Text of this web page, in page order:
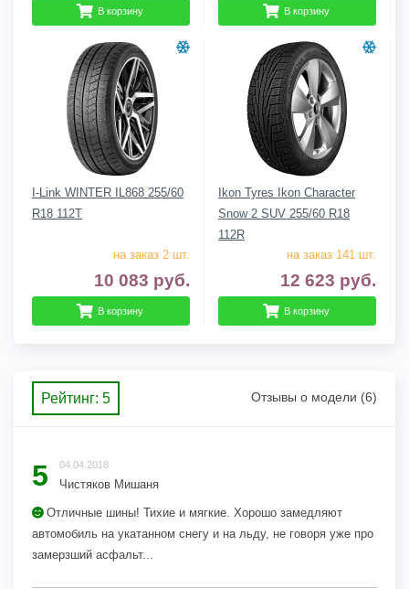
В корзину В корзину
I-Link WINTER IL868 255/60
R18 112T
на заказ 2 шт.
10 083 руб.
В корзину
Ikon Tyres Ikon Character
Snow 2 SUV 255/60 R18
112R
на заказ 141 шт.
12 623 руб.
В корзину
Рейтинг: 5 Отзывы о модели (6)
5 04.04.2018
Чистяков Мишаня
Отличные шины! Тихие и мягкие. Хорошо замедляют
автомобиль на укатанном снегу и на льду, не говоря уже про
замерзший асфальт...